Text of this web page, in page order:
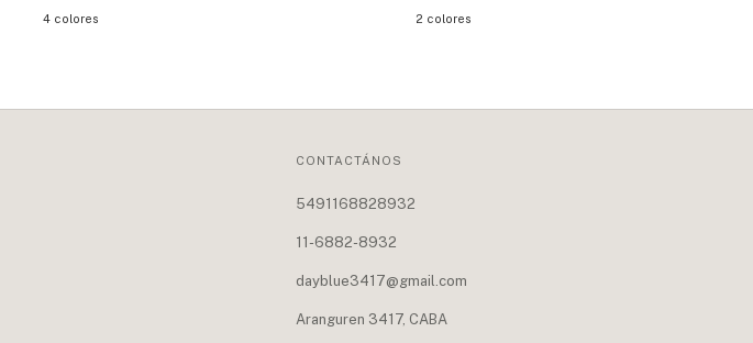
4 colores
2 colores
CONTACTÁNOS
5491168828932
11-6882-8932
dayblue3417@gmail.com
Aranguren 3417, CABA